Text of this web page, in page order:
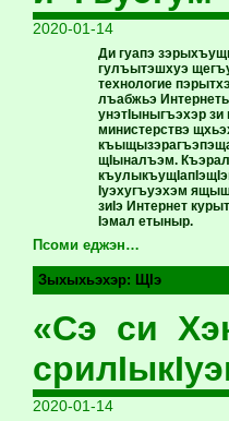
2020-01-14
Ди гуапэ
гулъытэшхуэ
технологие
лъабжьэ
унэтIыныгъэхэр
министерствэ
щIыналъэм.
Iуэхугъуэхэм
зиIэ Интернет
Iэмал етыныр.
Псоми еджэн…
Зыхыхьэхэр: ЩIэ
«Сэ си
2020-01-14